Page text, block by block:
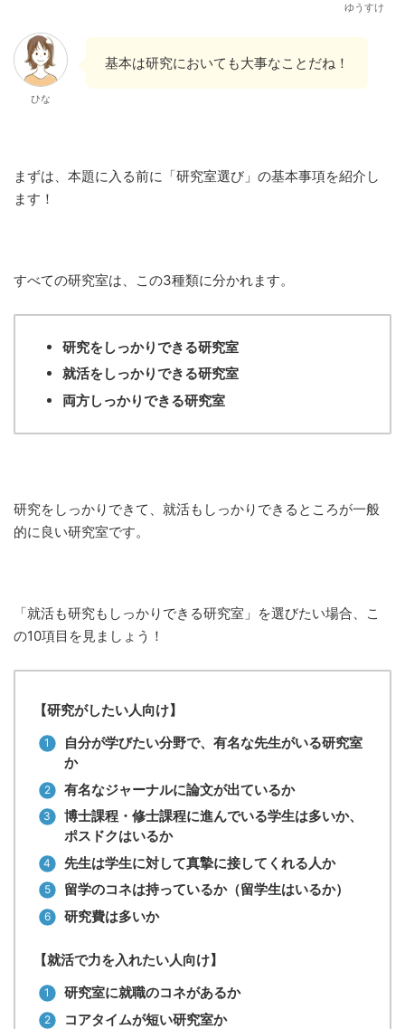
ゆうすけ
ひな
基本は研究においても大事なことだね！
まずは、本題に入る前に「研究室選び」の基本事項を紹介し
ます！
すべての研究室は、この3種類に分かれます。
研究をしっかりできる研究室
就活をしっかりできる研究室
両方しっかりできる研究室
研究をしっかりできて、就活もしっかりできるところが一般
的に良い研究室です。
「就活も研究もしっかりできる研究室」を選びたい場合、こ
の10項目を見ましょう！
【研究がしたい人向け】
自分が学びたい分野で、有名な先生がいる研究室
か
有名なジャーナルに論文が出ているか
博士課程・修士課程に進んでいる学生は多いか、
ポスドクはいるか
先生は学生に対して真摯に接してくれる人か
留学のコネは持っているか（留学生はいるか）
研究費は多いか
【就活で力を入れたい人向け】
研究室に就職のコネがあるか
コアタイムが短い研究室か